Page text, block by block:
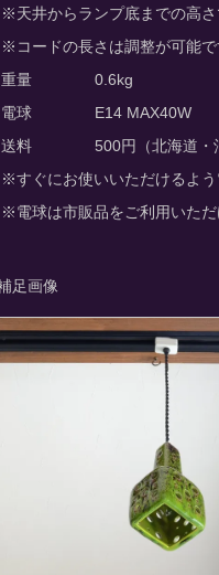
※天井からランプ底までの高さ
※コードの長さは調整が可能で
重量
0.6kg
電球
E14 MAX40W
送料
500円（北海道・
※すぐにお使いいただけるよう
※電球は市販品をご利用いただ